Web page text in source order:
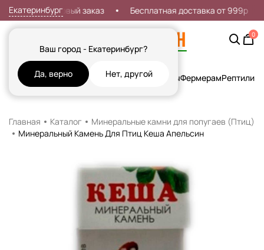
Екатеринбург
Ваш город - Екатеринбург?
Да, верно Нет, другой
7% на первый заказ Бесплатная доставка от 999р
0
Кошки СобакиРыбы Грызуны и Хорьки ПтицыФермерамРептилии
Главная Каталог
Минеральные камни для попугаев (Птиц)
Минеральный Камень Для Птиц Кеша Апельсин